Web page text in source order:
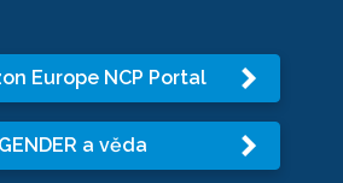
Europe NCP Portal
a věda